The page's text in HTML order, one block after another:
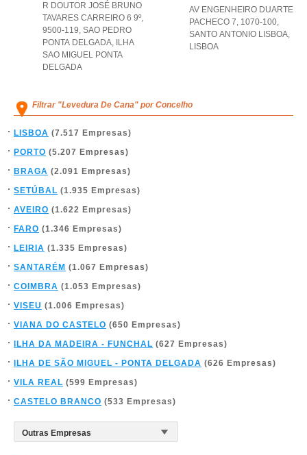
R DOUTOR JOSÉ BRUNO
TAVARES CARREIRO 6 9º,
9500-119, SAO PEDRO
PONTA DELGADA, ILHA
SAO MIGUEL PONTA
DELGADA
AV ENGENHEIRO DUARTE
PACHECO 7, 1070-100,
SANTO ANTONIO LISBOA,
LISBOA
Filtrar "Levedura De Cana" por Concelho
LISBOA (7.517 Empresas)
PORTO (5.207 Empresas)
BRAGA (2.091 Empresas)
SETÚBAL (1.935 Empresas)
AVEIRO (1.622 Empresas)
FARO (1.346 Empresas)
LEIRIA (1.335 Empresas)
SANTARÉM (1.067 Empresas)
COIMBRA (1.053 Empresas)
VISEU (1.006 Empresas)
VIANA DO CASTELO (650 Empresas)
ILHA DA MADEIRA - FUNCHAL (627 Empresas)
ILHA DE SÃO MIGUEL - PONTA DELGADA (626 Empresas)
VILA REAL (599 Empresas)
CASTELO BRANCO (533 Empresas)